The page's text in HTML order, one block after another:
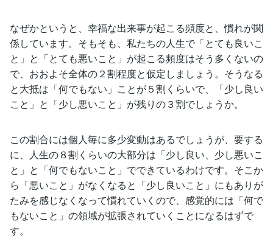
なぜかというと、幸福な出来事が起こる頻度と、慣れが関
係しています。そもそも、私たちの人生で「とても良いこ
と」と「とても悪いこと」が起こる頻度はそう多くないの
で、おおよそ全体の２割程度と仮定しましょう。そうなる
と大抵は「何でもない」ことが５割くらいで、「少し良い
こと」と「少し悪いこと」が残りの３割でしょうか。
この割合には個人毎に多少変動はあるでしょうが、要する
に、人生の８割くらいの大部分は「少し良い、少し悪いこ
と」と「何でもないこと」でできているわけです。そこか
ら「悪いこと」がなくなると「少し良いこと」にもありが
たみを感じなくなって慣れていくので、感覚的には「何で
もないこと」の領域が拡張されていくことになるはずで
す。